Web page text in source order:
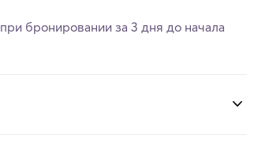
при бронировании за 3 дня до начала